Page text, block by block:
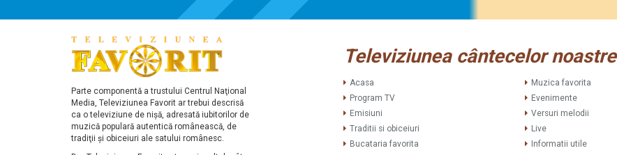
Parte componentă a trustului Centrul Naţional
Media, Televiziunea Favorit ar trebui descrisă
ca o televiziune de nişă, adresată iubitorilor de
muzică populară autentică românească, de
tradiţii şi obiceiuri ale satului românesc.
Televiziunea cântecelor noastre
Acasa
Program TV
Emisiuni
Traditii si obiceiuri
Bucataria favorita
Muzica favorita
Evenimente
Versuri melodii
Live
Informatii utile